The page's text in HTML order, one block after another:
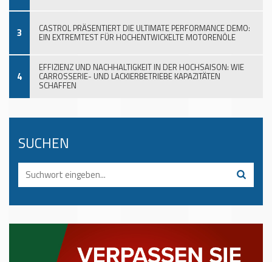
3 CASTROL PRÄSENTIERT DIE ULTIMATE PERFORMANCE DEMO:
EIN EXTREMTEST FÜR HOCHENTWICKELTE MOTORENÖLE
4
EFFIZIENZ UND NACHHALTIGKEIT IN DER HOCHSAISON: WIE
CARROSSERIE- UND LACKIERBETRIEBE KAPAZITÄTEN
SCHAFFEN
SUCHEN